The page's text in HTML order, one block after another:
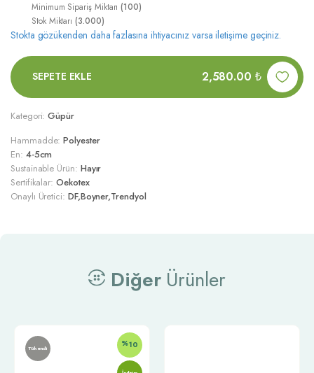
Minimum Sipariş Miktarı(100)
Stok Miktarı(3.000)
Stokta gözükenden daha fazlasına ihtiyacınız varsa iletişime geçiniz.
SEPETE EKLE 2,580.00 ₺
Kategori:Güpür
Hammadde:Polyester
En: 4-5cm
Sustainable Ürün: Hayır
Sertifikalar:Oekotex
Onaylı Üretici: DF,Boyner,Trendyol
DiğerÜrünler
Tükendi %10